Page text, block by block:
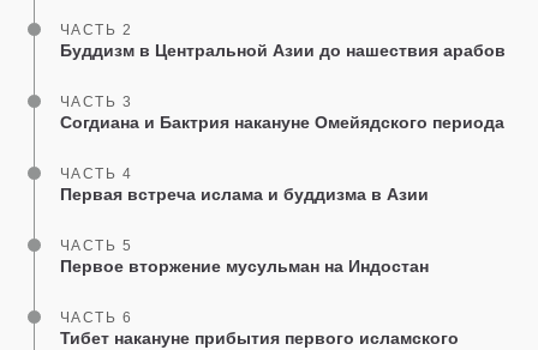
ЧАСТЬ 2
Буддизм в Центральной Азии до нашествия арабов
ЧАСТЬ 3
Согдиана и Бактрия накануне Омейядского периода
ЧАСТЬ 4
Первая встреча ислама и буддизма в Азии
ЧАСТЬ 5
Первое вторжение мусульман на Индостан
ЧАСТЬ 6
Тибет накануне прибытия первого исламского